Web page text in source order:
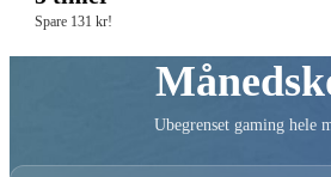
Spare 131 kr!
Ubegrenset gaming hele